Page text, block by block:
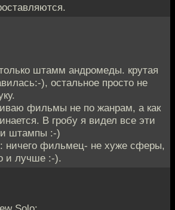
штамм андромеды. крутая
), остальное просто не
фильмы не по жанрам, а как
В гробу я видел все эти
и штампы :-)
ничего фильмец- не хуже сферы,
и лучше :-).